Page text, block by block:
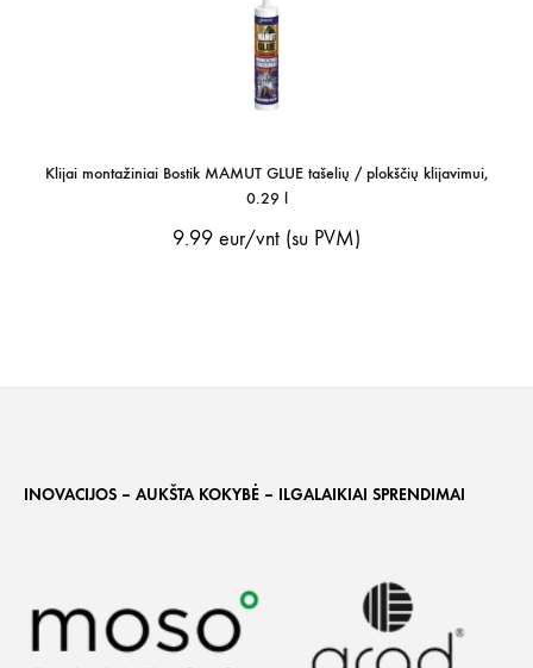
Klijai montažiniai Bostik MAMUT GLUE tašelių / plokščių klijavimui,
0.29 l
9.99 eur/vnt (su PVM)
INOVACIJOS – AUKŠTA KOKYBĖ – ILGALAIKIAI SPRENDIMAI